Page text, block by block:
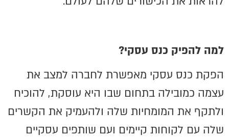
למה להפיק כנס עסקי?
הפקת כנס עסקי מאפשרת לחברה למצב את
עצמה כמובילה בתחום שבו היא עוסקת, להוכיח
ולתקף את המומחיות שלה ולהעמיק את הקשרים
שלה עם לקוחות קיימים ועם שותפים עסקיים